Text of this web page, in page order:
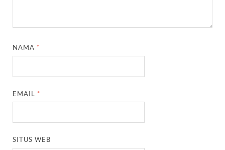
NAMA *
EMAIL *
SITUS WEB